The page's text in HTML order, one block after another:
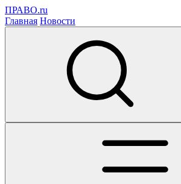
ПРАВО.ru
Главная Новости